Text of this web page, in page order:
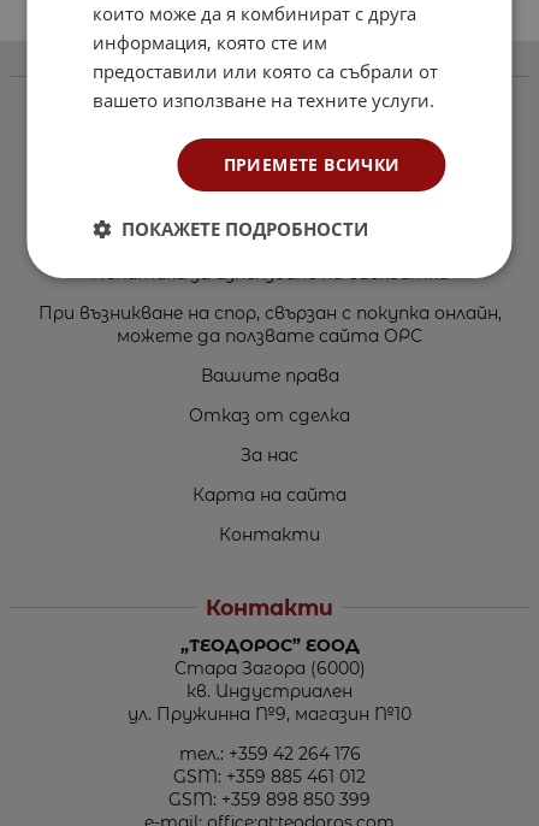
Информация
Как да поръчаме
Доставка и плащане
Общи условия за ползване
Политиката за поверителност
Политика за използване на бисквитки
При възникване на спор, свързан с покупка онлайн,
можете да ползвате сайта ОРС
Вашите права
Отказ от сделка
За нас
Карта на сайта
Контакти
Контакти
„ТЕОДОРОС” ЕООД
Стара Загора (6000)
кв. Индустриален
ул. Пружинна №9, магазин №10
тел.: +359 42 264 176
GSM: +359 885 461 012
GSM: +359 898 850 399
които може да я комбинират с друга
информация, която сте им
предоставили или която са събрали от
вашето използване на техните услуги.
ПРИЕМЕТЕ ВСИЧКИ
ПОКАЖЕТЕ ПОДРОБНОСТИ